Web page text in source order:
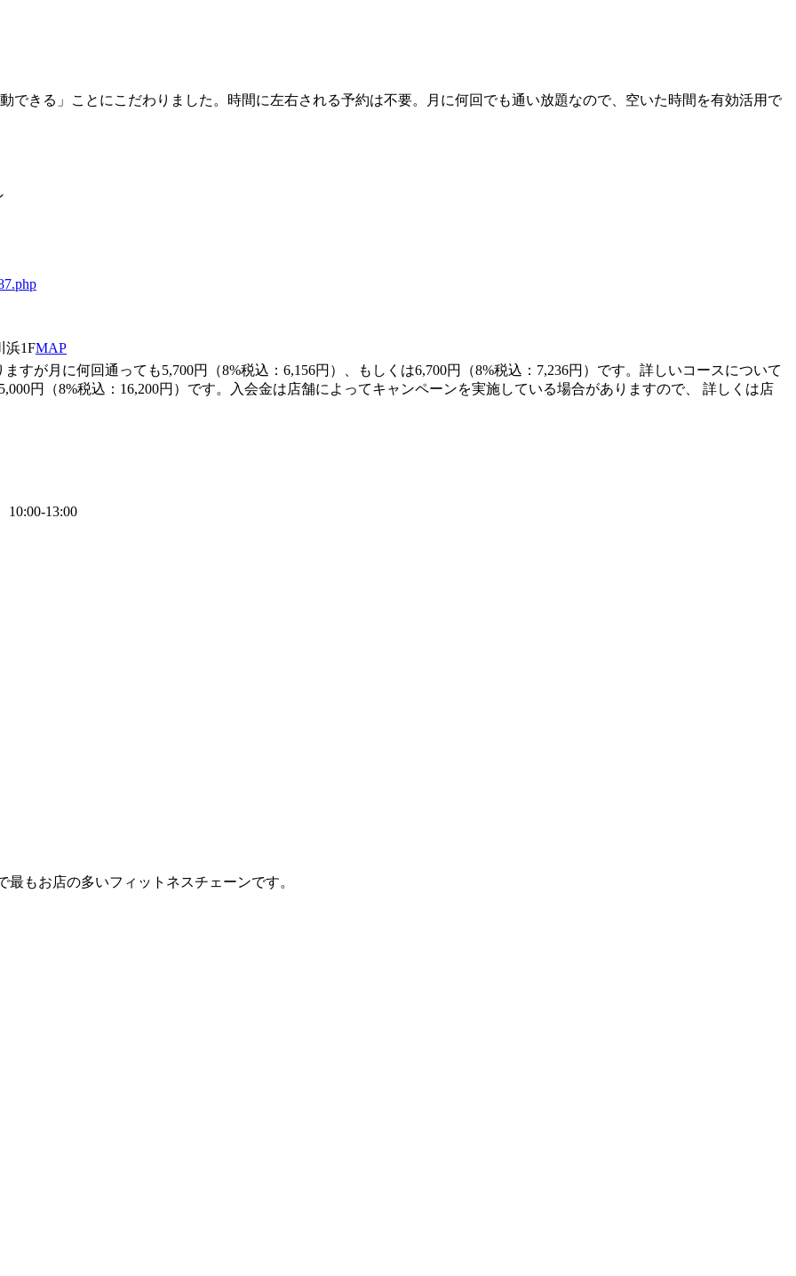
できる」ことにこだわりました。時間に左右される予約は不要。月に何回でも通い放題なので、空いた時間を有効活用で
浜1FMAP
すが月に何回通っても5,700円（8%税込：6,156円）、もしくは6,700円（8%税込：7,236円）です。詳しいコースについて
円（8%税込：16,200円）です。入会金は店舗によってキャンペーンを実施している場合がありますので、 詳しくは店
13:00
最もお店の多いフィットネスチェーンです。